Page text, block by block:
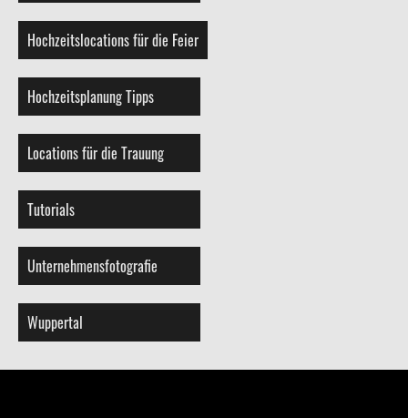
Hochzeitslocations für die Feier
Hochzeitsplanung Tipps
Locations für die Trauung
Tutorials
Unternehmensfotografie
Wuppertal